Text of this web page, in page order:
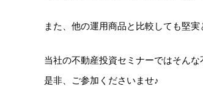
また、他の運用商品と比較しても堅実
当社の不動産投資セミナーではそん
是非、ご参加くださいませ♪